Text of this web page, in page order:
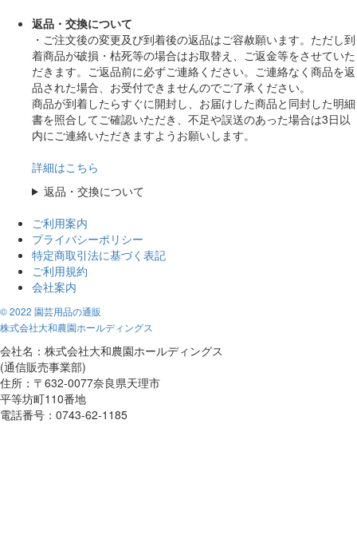
返品・交換について
・ご注文後の変更及び到着後の返品はご容赦願います。ただし到
着商品が破損・枯死等の場合はお取替え、ご返金等をさせていた
だきます。ご返品前に必ずご連絡ください。ご連絡なく商品を返
品された場合、お受付できませんのでご了承ください。
商品が到着したらすぐに開封し、お届けした商品と同封した明細
書を照合してご確認いただき、不足や誤送のあった場合は3日以
内にご連絡いただきますようお願いします。
詳細はこちら
返品・交換について
ご利用案内
プライバシーポリシー
特定商取引法に基づく表記
ご利用規約
会社案内
© 2022 園芸用品の通販
株式会社大和農園ホールディングス
会社名：株式会社大和農園ホールディングス
(通信販売事業部)
住所：〒632-0077奈良県天理市
平等坊町110番地
電話番号：0743-62-1185